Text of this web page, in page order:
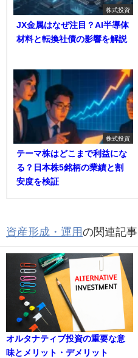
株式投資
JX金属はなぜ注目？AI半導体
材料と転換社債の影響を解説
株式投資
テーマ株はどこまで利益にな
る？日本株5銘柄の業績と割
安度を検証
資産形成・運用の関連記事
オルタナティブ投資の重要な意
味とメリット・デメリット